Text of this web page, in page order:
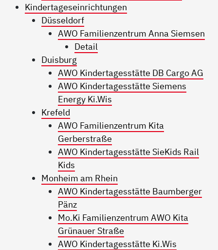
Kindertageseinrichtungen
Düsseldorf
AWO Familienzentrum Anna Siemsen
Detail
Duisburg
AWO Kindertagesstätte DB Cargo AG
AWO Kindertagesstätte Siemens
Energy Ki.Wis
Krefeld
AWO Familienzentrum Kita
Gerberstraße
AWO Kindertagesstätte SieKids Rail
Kids
Monheim am Rhein
AWO Kindertagesstätte Baumberger
Pänz
Mo.Ki Familienzentrum AWO Kita
Grünauer Straße
AWO Kindertagesstätte Ki.Wis